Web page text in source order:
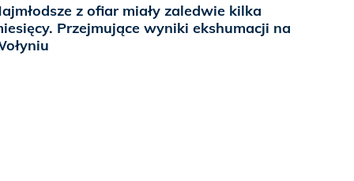
z ofiar miały zaledwie kilka
Przejmujące wyniki ekshumacji na